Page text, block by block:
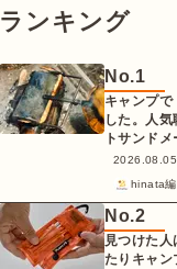
ランキング
No.1
キャンプ
した。人
トサンド
プギア】
2026.08.05
hinata
No.2
見つけた
たりキャン